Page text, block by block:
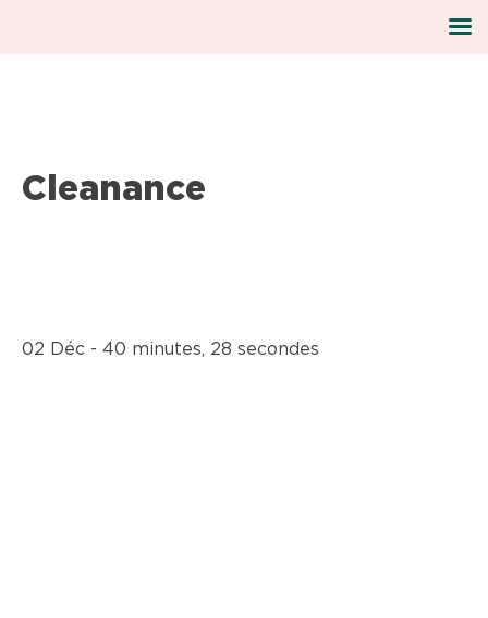
Skip
to
Cleanance
02 Déc - 40 minutes, 28 secondes